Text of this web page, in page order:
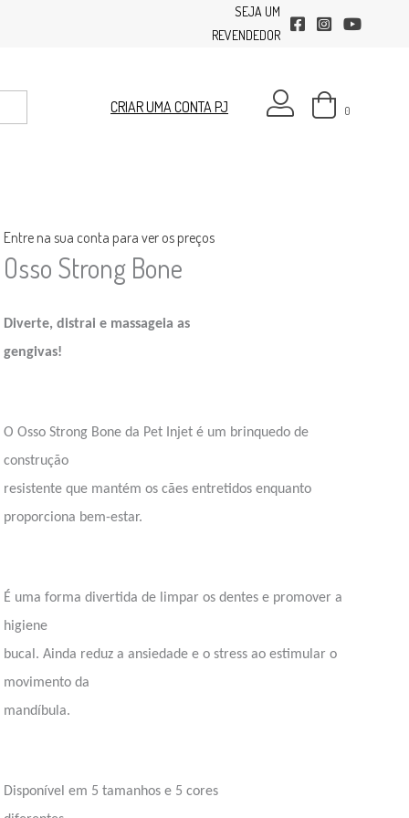
SEJA UM
REVENDEDOR
facebookinstagram
youtube
CRIAR UMA CONTA PJ minha conta
0
Entre na sua conta para ver os preços
Osso Strong Bone
Diverte, distrai e massageia as
gengivas!
O Osso Strong Bone da Pet Injet é um brinquedo de
construção
resistente que mantém os cães entretidos enquanto
proporciona bem-estar.
É uma forma divertida de limpar os dentes e promover a
higiene
bucal. Ainda reduz a ansiedade e o stress ao estimular o
movimento da
mandíbula.
Disponível em 5 tamanhos e 5 cores